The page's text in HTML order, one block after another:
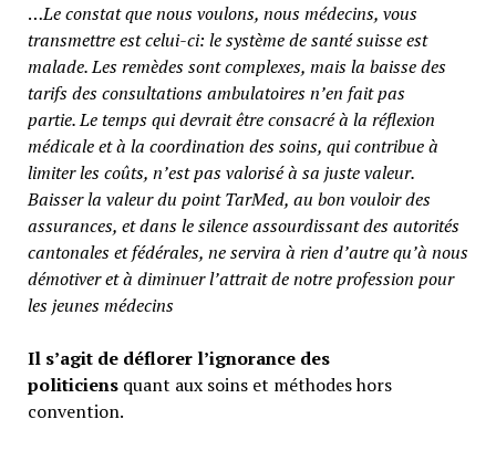
…Le constat que nous voulons, nous médecins, vous
transmettre est celui-ci: le système de santé suisse est
malade. Les remèdes sont complexes, mais la baisse des
tarifs des consultations ambulatoires n’en fait pas
partie.Le temps qui devrait être consacré à la réflexion
médicale et à la coordination des soins, qui contribue à
limiter les coûts, n’est pas valorisé à sa juste valeur.
Baisser la valeur du point TarMed, au bon vouloir des
assurances, et dans le silence assourdissant des autorités
cantonales et fédérales, ne servira à rien d’autre qu’à nous
démotiver et à diminuer l’attrait de notre profession pour
les jeunes médecins
Il s’agit de déflorer l’ignorance des
politiciensquant aux soins et méthodes hors
convention.